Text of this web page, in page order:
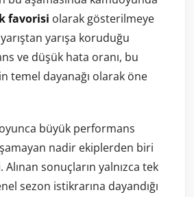
favorisi olarak gösterilmeye
yarıştan yarışa koruduğu
ve düşük hata oranı, bu
temel dayanağı olarak öne
büyük performans
nadir ekiplerden biri
sonuçların yalnızca tek
sezon istikrarına dayandığı